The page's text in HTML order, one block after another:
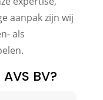
aanpak zijn wij
als
BV?